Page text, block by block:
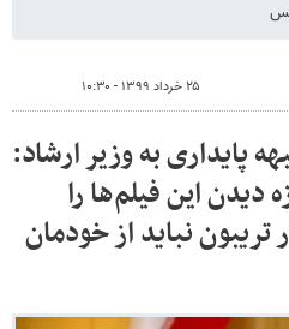
۲۵ خرداد ۱۳۹۹ - ۱۰:۳۰
پایداری به وزیر ارشاد:
دیدن این فیلم‌ها را
نباید از خودمان